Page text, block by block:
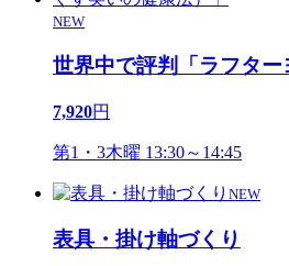
NEW
世界中で評判「ラフタ
7,920円
第1・3木曜 13:30～14:45
NEW
表具・掛け軸づくり